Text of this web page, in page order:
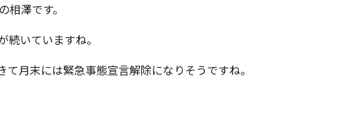
澤です。
いていますね。
月末には緊急事態宣言解除になりそうですね。